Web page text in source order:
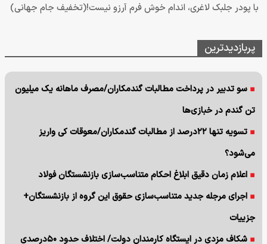
با پودر جلبک لاغری، اندام خوش فرم آرزو نیست!(تخفیف جام جهانی)
پربازدیدترین
سو تدبیر در پرداخت مطالبات گندمکاران/مصرف ماهانه یک میلیون
تن گندم در خبازی‌ها
تسویه تنها ۲۲درصد از مطالبات گندمکاران/معوقات کی واریز
می‌شود؟
اعلام زمان دقیق ابلاغ احکام متناسب‌سازی بازنشستگان فولاد
اجرای مرجله جدید متناسب‌سازی حقوق این گروه از بازنشستگان+
جزییات
شکاف مزدی در ایستگاه کارمندان دولت/ اختلاف حدود ۵۰درصدی